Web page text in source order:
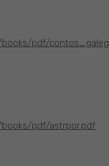
pdf/
pdf/astrpor.pdf